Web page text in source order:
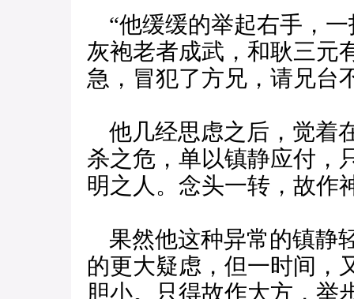
“他缓缓的举起右手，一
灰袍老者成武，和耿三元
急，冒犯了方兄，请兄台
他几经思虑之后，觉着
杀之危，单以镇静应付，
明之人。念头一转，故作
果然他这种异常的镇静
的更大疑虑，但一时间，
胆小。只得故作大方，举